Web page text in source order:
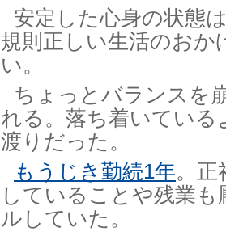
安定した心身の状態
規則正しい生活のお
い。
ちょっとバランスを
れる。落ち着いている
渡りだった。
もうじき勤続1年。正
していることや残業
ルしていた。